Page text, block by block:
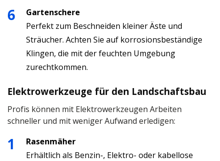
Gartenschere
Perfekt zum Beschneiden kleiner Äste und
Sträucher. Achten Sie auf korrosionsbeständige
Klingen, die mit der feuchten Umgebung
zurechtkommen.
Elektrowerkzeuge für den Landschaftsbau
Profis können mit Elektrowerkzeugen Arbeiten
schneller und mit weniger Aufwand erledigen:
Rasenmäher
Erhältlich als Benzin-, Elektro- oder kabellose